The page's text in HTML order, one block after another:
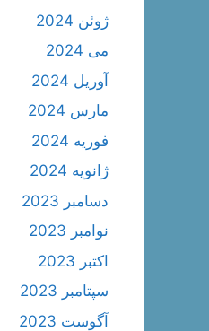
ژوئن 2024
می 2024
آوریل 2024
مارس 2024
فوریه 2024
ژانویه 2024
دسامبر 2023
نوامبر 2023
اکتبر 2023
سپتامبر 2023
آگوست 2023